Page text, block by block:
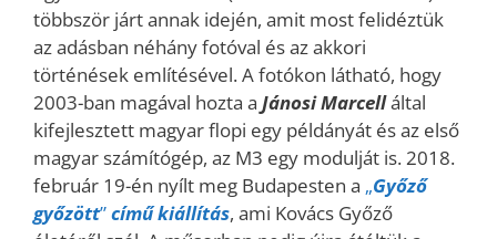
többször járt annak idején, amit most felidéztük
az adásban néhány fotóval és az akkori
történések említésével. A fotókon látható, hogy
2003-ban magával hozta a Jánosi Marcelláltal
kifejlesztett magyar flopi egy példányát és az első
magyar számítógép, az M3 egy modulját is. 2018.
február 19-én nyílt meg Budapesten a „Győző
győzött”című kiállítás, ami Kovács Győző